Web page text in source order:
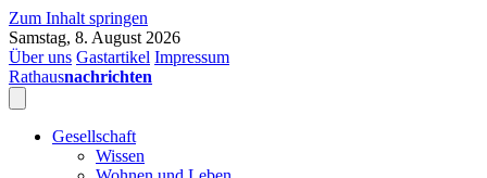
Zum Inhalt springen
Samstag, 8. August 2026
Über uns Gastartikel Impressum
Rathausnachrichten
Gesellschaft
Wissen